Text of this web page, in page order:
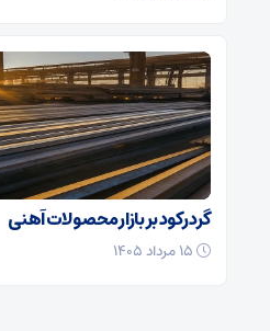
گرد رکود بر بازار محصولات آهنی